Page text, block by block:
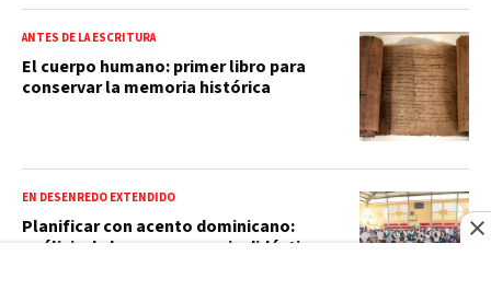
ANTES DE LA ESCRITURA
El cuerpo humano: primer libro para
conservar la memoria histórica
EN DESENREDO EXTENDIDO
Planificar con acento dominicano:
análisis de buena secuencia didáctica